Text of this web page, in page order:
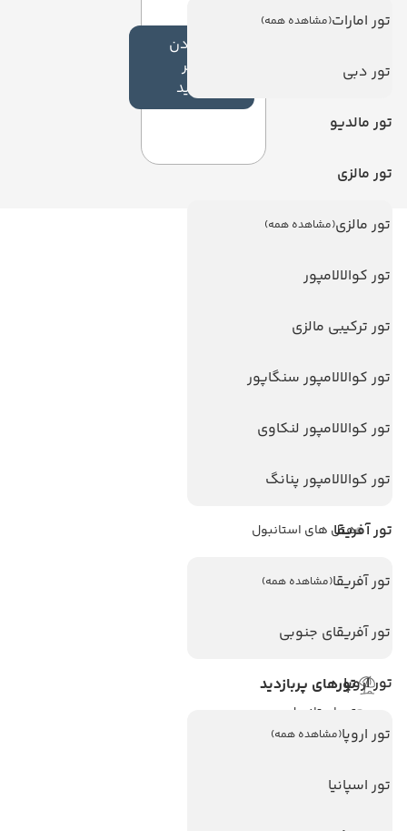
تور امارات(مشاهده همه)
تور دبی
تور مالدیو
تور مالزی
تور مالزی(مشاهده همه)
تور کوالالامپور
تور ترکیبی مالزی
تور کوالالامپور سنگاپور
تور کوالالامپور لنکاوی
تور کوالالامپور پنانگ
تور آفریقا
تور آفریقا(مشاهده همه)
تور آفریقای جنوبی
تور اروپا
تور اروپا(مشاهده همه)
تور اسپانیا
افزودن
نظر
جدید
ویزا
ویزا کانادا
تماس با ما
هتل های پر بازدید
هتل های استانبول
هتل های اندونزی
هتل های سریلانکا
تورهای پربازدید
تور استانبول
تور آنتالیا
تور پوکت